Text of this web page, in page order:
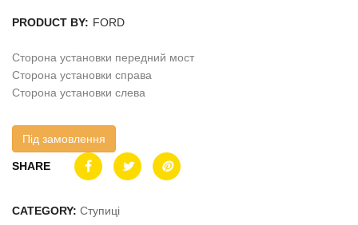
PRODUCT BY: FORD
Сторона установки передний мост
Сторона установки справа
Сторона установки слева
Під замовлення
SHARE
CATEGORY: Ступиці